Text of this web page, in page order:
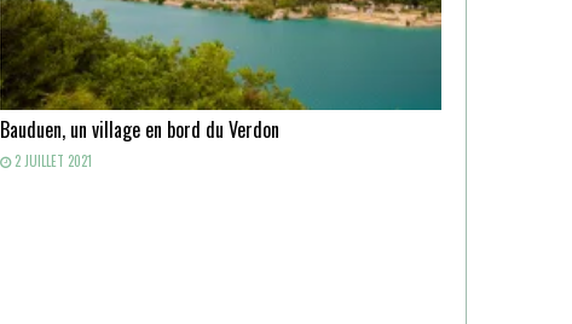
Bauduen, un village en bord du Verdon
2 JUILLET 2021